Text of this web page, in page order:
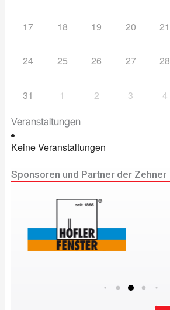
17 18 19 20 21
24 25 26 27 28
31 1 2 3 4
Veranstaltungen
Keine Veranstaltungen
Sponsoren und Partner der Zehner